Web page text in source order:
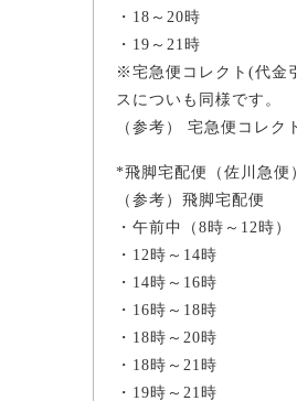
・18～20時
・19～21時
※宅急便コレクト(代金
スについも同様です。
（参考） 宅急便コレク
*飛脚宅配便（佐川急便）
（参考）飛脚宅配便
・午前中（8時～12時）
・12時～14時
・14時～16時
・16時～18時
・18時～20時
・18時～21時
・19時～21時